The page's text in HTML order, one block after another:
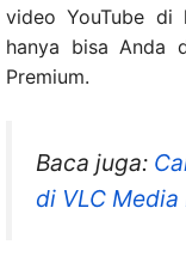
video YouTube di
hanya bisa Anda
Premium.
Baca juga:
di VLC Media